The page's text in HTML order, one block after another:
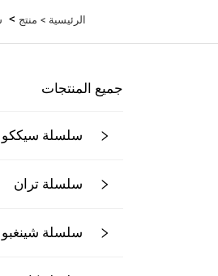
الرئيسية > منتج >
جميع المنتجات
سلسلة سيككو
سلسلة تران
سلسلة شينغبو